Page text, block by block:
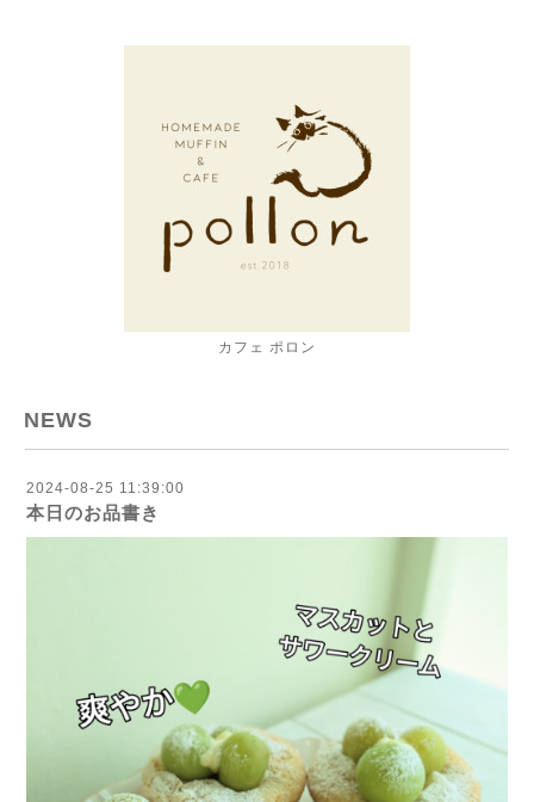
カフェ ポロン
NEWS
2024-08-25 11:39:00
本日のお品書き